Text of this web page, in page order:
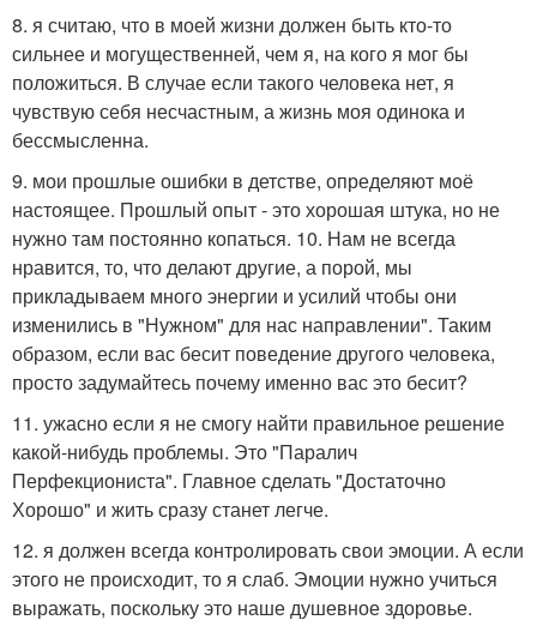
8. я считаю, что в моей жизни должен быть кто-то
сильнее и могущественней, чем я, на кого я мог бы
положиться. В случае если такого человека нет, я
чувствую себя несчастным, а жизнь моя одинока и
бессмысленна.
9. мои прошлые ошибки в детстве, определяют моё
настоящее. Прошлый опыт - это хорошая штука, но не
нужно там постоянно копаться. 10. Нам не всегда
нравится, то, что делают другие, а порой, мы
прикладываем много энергии и усилий чтобы они
изменились в "Нужном" для нас направлении". Таким
образом, если вас бесит поведение другого человека,
просто задумайтесь почему именно вас это бесит?
11. ужасно если я не смогу найти правильное решение
какой-нибудь проблемы. Это "Паралич
Перфекциониста". Главное сделать "Достаточно
Хорошо" и жить сразу станет легче.
12. я должен всегда контролировать свои эмоции. А если
этого не происходит, то я слаб. Эмоции нужно учиться
выражать, поскольку это наше душевное здоровье.